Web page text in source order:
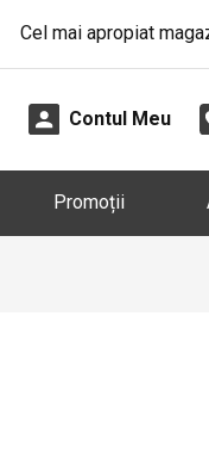
Cel mai apropiat
Contul Meu
Promoții